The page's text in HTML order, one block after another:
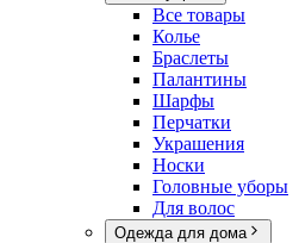
Все товары
Колье
Браслеты
Палантины
Шарфы
Перчатки
Украшения
Носки
Головные уборы
Для волос
Одежда для дома